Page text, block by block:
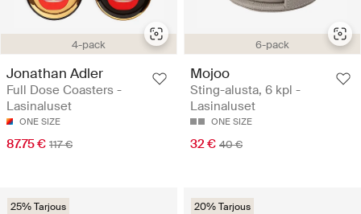
4-pack
Jonathan Adler
Full Dose Coasters -
Lasinaluset
ONE SIZE
87.75 € 117 €
6-pack
Mojoo
Sting-alusta, 6 kpl -
Lasinaluset
ONE SIZE
32 € 40 €
25% Tarjous 20% Tarjous